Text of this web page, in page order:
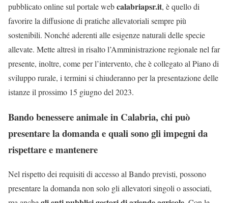
pubblicato online sul portale webcalabriapsr.it, è quello di
favorire la diffusione di pratiche allevatoriali sempre più
sostenibili. Nonché aderenti alle esigenze naturali delle specie
allevate. Mette altresì in risalto l’Amministrazione regionale nel far
presente, inoltre, come per l’intervento, che è collegato al Piano di
sviluppo rurale, i termini si chiuderanno per la presentazione delle
istanze il prossimo 15 giugno del 2023.
Bando benessere animale in Calabria, chi può
presentare la domanda e quali sono gli impegni da
rispettare e mantenere
Nel rispetto dei requisiti di accesso al Bando previsti, possono
presentare la domanda non solo gli allevatori singoli o associati,